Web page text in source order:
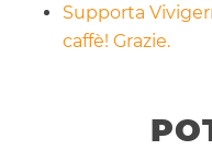
Supporta
caffè! Grazie.